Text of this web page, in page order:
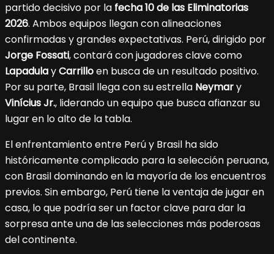
partido decisivo por la fecha 10 de las Eliminatorias
2026. Ambos equipos llegan con alineaciones
confirmadas y grandes expectativas. Perú, dirigido por
Jorge Fossati, contará con jugadores clave como
LapadulayCarrilloen busca de un resultado positivo.
Por su parte, Brasil llega con su estrella Neymary
Vinícius Jr., liderando un equipo que busca afianzar su
lugar en lo alto de la tabla.
El enfrentamiento entre Perú y Brasil ha sido
históricamente complicado para la selección peruana,
con Brasil dominando en la mayoría de los encuentros
previos. Sin embargo, Perú tiene la ventaja de jugar en
casa, lo que podría ser un factor clave para dar la
sorpresa ante una de las selecciones más poderosas
del continente.